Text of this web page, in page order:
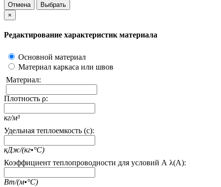
Отмена
Выбрать
×
Редактирование характеристик материала
Основной материал
Материал каркаса или швов
Материал:
Плотность ρ:
кг/м³
Удельная теплоемкость (c):
кДж/(кг•°С)
Коэффициент теплопроводности для условий А λ(А):
Вт/(м•°С)